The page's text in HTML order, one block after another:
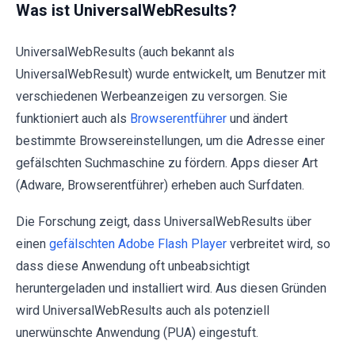
Was ist UniversalWebResults?
UniversalWebResults (auch bekannt als
UniversalWebResult) wurde entwickelt, um Benutzer mit
verschiedenen Werbeanzeigen zu versorgen. Sie
funktioniert auch als Browserentführer und ändert
bestimmte Browsereinstellungen, um die Adresse einer
gefälschten Suchmaschine zu fördern. Apps dieser Art
(Adware, Browserentführer) erheben auch Surfdaten.
Die Forschung zeigt, dass UniversalWebResults über
einen gefälschten Adobe Flash Player verbreitet wird, so
dass diese Anwendung oft unbeabsichtigt
heruntergeladen und installiert wird. Aus diesen Gründen
wird UniversalWebResults auch als potenziell
unerwünschte Anwendung (PUA) eingestuft.